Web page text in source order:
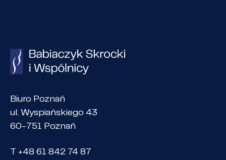
Biuro Poznań
ul. Wyspiańskiego 43
60-751 Poznań
T +48 61 842 74 87